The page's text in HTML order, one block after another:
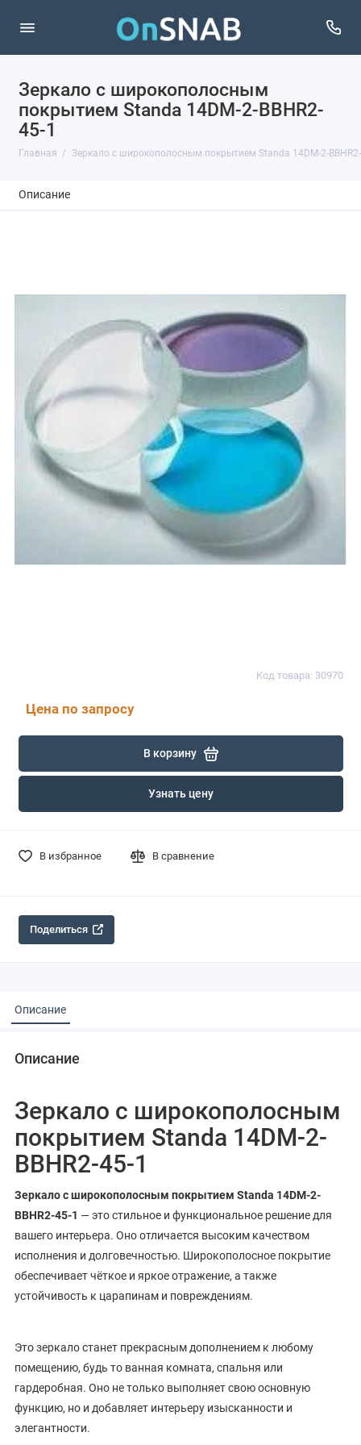
Зеркало с широкополосным
покрытием Standa 14DM-2-BBHR2-
45-1
Главная Зеркало с широкополосным покрытием Standa 14DM-2-
Описание
Код товара: 30970
Цена по запросу
В корзину
Узнать цену
В избранное В сравнение
Поделиться
Описание
Описание
Зеркало с широкополосным
покрытием Standa 14DM-2-
BBHR2-45-1
Зеркало с широкополосным покрытием Standa 14DM-2-
BBHR2-45-1 — это стильное и функциональное решение для
вашего интерьера. Оно отличается высоким качеством
исполнения и долговечностью. Широкополосное покрытие
обеспечивает чёткое и яркое отражение, а также
устойчивость к царапинам и повреждениям.
Это зеркало станет прекрасным дополнением к любому
помещению, будь то ванная комната, спальня или
гардеробная. Оно не только выполняет свою основную
функцию, но и добавляет интерьеру изысканности и
элегантности.